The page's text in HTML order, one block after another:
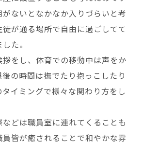
ないとなかなか入りづらいと考
が通る場所で自由に過ごしてて
た。
をし、体育での移動中は声をか
の時間は撫でたり抱っこしたり
イミングで様々な関わり方をし
どは職員室に連れてくることも
皆が癒されることで和やかな雰